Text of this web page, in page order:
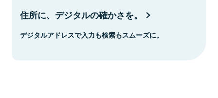
住所に、デジタルの確かさを。
デジタルアドレスで入力も検索もスムーズに。